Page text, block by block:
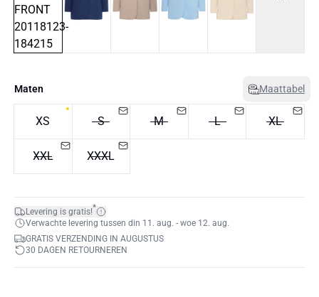
Maten Maattabel
XS S M L XL
XXL XXXL
Levering is gratis!*
Verwachte levering tussen din 11. aug. - woe 12. aug.
GRATIS VERZENDING IN AUGUSTUS
30 DAGEN RETOURNEREN